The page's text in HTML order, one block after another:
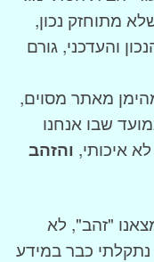
מתוחזק נכון,
והעדכני, גורם
מאתר מסוים,
שבו אנחנו
איכותי, והזהב
"זהב", לא
נתקלתי כבר במידע